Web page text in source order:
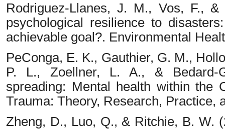
Rodriguez-Llanes, J. M., Vos, F.,
psychological resilience to
achievable goal?. Environmental
PeConga, E. K., Gauthier, G. M.,
P. L., Zoellner, L. A., & Bedard-
spreading: Mental health within the
Trauma: Theory, Research, Practice,
Zheng, D., Luo, Q., & Ritchie, B. W.